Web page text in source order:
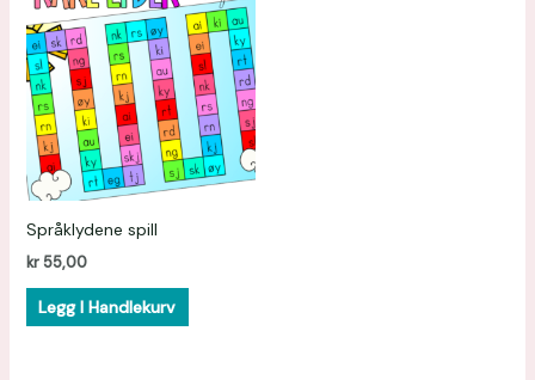
Språklydene spill
kr55,00
Legg I Handlekurv